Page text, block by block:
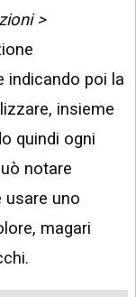
>
indicando poi la
insieme
quindi ogni
notare
usare uno
magari